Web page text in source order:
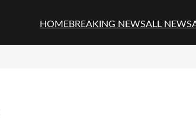
HOMEBREAKING NEWSALL NEWS